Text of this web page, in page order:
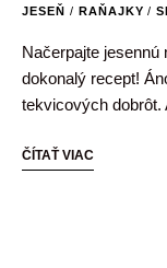
JESEŇ / RAŇAJKY /
Načerpajte
dokonalý recept!
tekvicových
ČÍTAŤ VIAC